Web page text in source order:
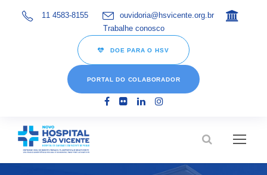
11 4583-8155
ouvidoria@hsvicente.org.br
Trabalhe conosco
DOE PARA O HSV
PORTAL DO COLABORADOR